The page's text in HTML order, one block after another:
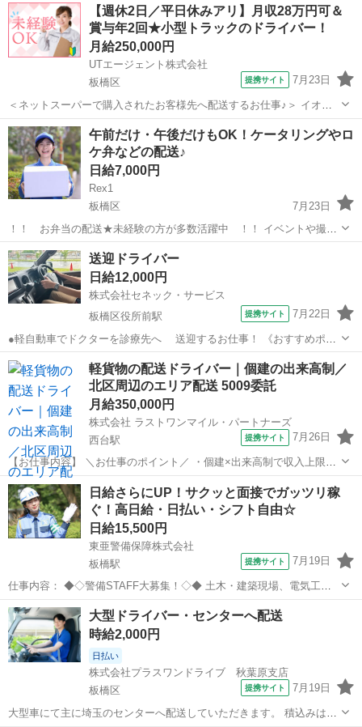
い方 ✅ 安定した仕事を探している方 配達時は専用...
東京 板橋区 配送
【週休2日／平日休みアリ】月収28万円可＆
賞与年2回★小型トラックのドライバー！
月給250,000円
UTエージェント株式会社
板橋区
提携サイト 7月23日
＜ネットスーパーで購入されたお客様先へ配送するお仕事♪＞ イオン
ネクストデリバリー株式会社でのお仕事！ ＜具体的には…＞ 【1】倉
庫内にて自動で仕分けされた荷物をトラックに積込む 【2】配送先の
近くにトラックを駐車して荷...
東京 板橋区 その他
午前だけ・午後だけもOK！ケータリングやロ
ケ弁などの配送♪
日給7,000円
Rex1
板橋区
7月23日
！！ お弁当の配送★未経験の方が多数活躍中 ！！ イベントや撮
影、企業なでへお弁当のお届けをお任せします♪ ◇給与について AM
7,000円 PM 7,000円 ◆ある1日のオシゴトの流れ(例) ...
東京 板橋区 ドライバー
送迎ドライバー
日給12,000円
株式会社セネック・サービス
板橋区役所前駅
提携サイト 7月22日
●軽自動車でドクターを診療先へ 送迎するお仕事！ 《おすすめポイ
ント》 ・運転するのは軽自動車だから、 普通自動車免許があれば活
躍できます！ ・ライフスタイルに合わせて働ける！ 【未経験でも
OK】 普通自動車免許があ...
東京 板橋区 板橋区役所前駅 ドライバー
軽貨物の配送ドライバー｜個建の出来高制／
北区周辺のエリア配送 5009委託
月給350,000円
株式会社 ラストワンマイル・パートナーズ
西台駅
提携サイト 7月26日
【お仕事内容】 ＼お仕事のポイント／ ・個建×出来高制で収入上限な
し ・エリア固定 → ルート構築しやすい ・1日100〜150個で効率よく
回せる ・無駄な横持ち・長距離なし ・直帰相談OK（条件あり） 個人
宅向けの軽貨物...
東京 板橋区 西台駅
日給さらにUP！サクッと面接でガッツリ稼
ぐ！高日給・日払い・シフト自由☆
日給15,500円
東亜警備保障株式会社
板橋駅
提携サイト 7月19日
仕事内容： ◆◇警備STAFF大募集！◇◆ 土木・建築現場、電気工事
現場や、 ライブ・フェス・お祭り・花火大会などのイベント会場等で
のお仕事です。 事故や渋滞といったトラブルが起きないように誘導・
案内をお願いします。 トラ...
東京 板橋区 板橋駅
大型ドライバー・センターへ配送
時給2,000円
日払い
株式会社プラスワンドライブ 秋葉原支店
板橋区
提携サイト 7月19日
大型車にて主に埼玉のセンターへ配送していただきます。 積込みはフ